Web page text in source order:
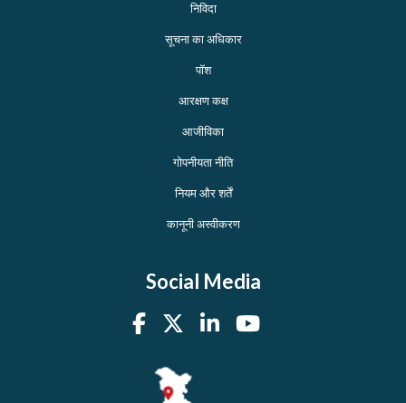
निविदा
सूचना का अधिकार
पॉश
आरक्षण कक्ष
आजीविका
गोपनीयता नीति
नियम और शर्तें
कानूनी अस्वीकरण
Social Media